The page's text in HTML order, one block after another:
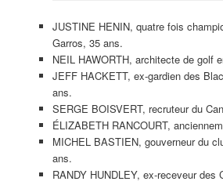
JUSTINE HENIN, quatre fois
Garros, 35 ans.
NEIL HAWORTH, architecte de golf
JEFF HACKETT, ex-gardien des
ans.
SERGE BOISVERT, recruteur du
ÉLIZABETH RANCOURT,
MICHEL BASTIEN, gouverneur du
ans.
RANDY HUNDLEY, ex-receveur des